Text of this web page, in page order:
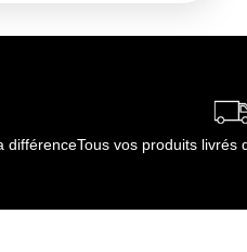
différenceTous vos produits livrés